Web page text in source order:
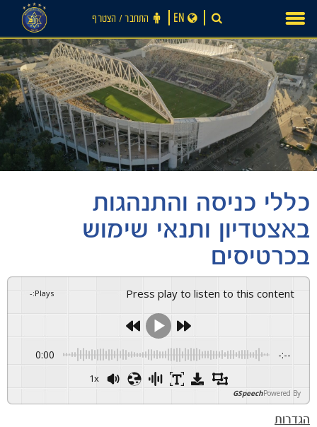
content
התחבר ‪/‬ הצטרף EN
כללי כניסה והתנהגות
באצטדיון ותנאי שימוש
בכרטיסים
Press play to listen to this content
Plays
:
-
0:00 -:--
1x
Powered By
GSpeech
הגדרות